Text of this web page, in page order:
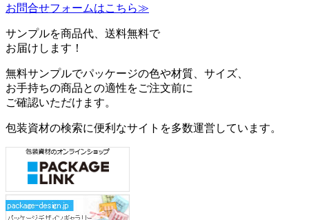
お問合せフォームはこちら≫
サンプルを商品代、送料無料で
お届けします！
無料サンプルでパッケージの色や材質、サイズ、
お手持ちの商品との適性をご注文前に
ご確認いただけます。
包装資材の検索に便利なサイトを多数運営しています。